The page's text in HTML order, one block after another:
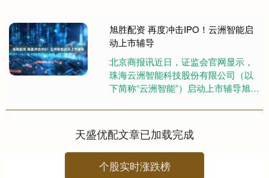
旭胜配资 再度冲击IPO！云洲智能启
动上市辅导
北京商报讯近日，证监会官网显示，
珠海云洲智能科技股份有限公司（以
下简称“云洲智能”）启动上市辅导旭胜
公司。 据上市辅导备案报告，....
天盛优配文章已加载完成
个股实时涨跌榜